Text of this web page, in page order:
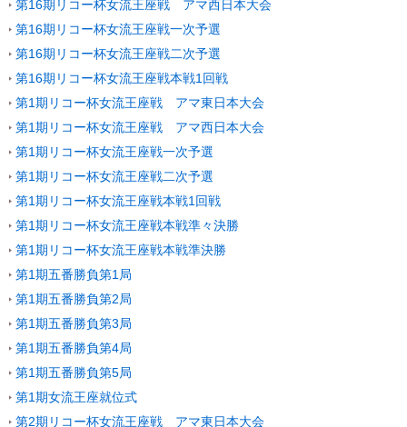
第16期リコー杯女流王座戦 アマ西日本大会
第16期リコー杯女流王座戦一次予選
第16期リコー杯女流王座戦二次予選
第16期リコー杯女流王座戦本戦1回戦
第1期リコー杯女流王座戦 アマ東日本大会
第1期リコー杯女流王座戦 アマ西日本大会
第1期リコー杯女流王座戦一次予選
第1期リコー杯女流王座戦二次予選
第1期リコー杯女流王座戦本戦1回戦
第1期リコー杯女流王座戦本戦準々決勝
第1期リコー杯女流王座戦本戦準決勝
第1期五番勝負第1局
第1期五番勝負第2局
第1期五番勝負第3局
第1期五番勝負第4局
第1期五番勝負第5局
第1期女流王座就位式
第2期リコー杯女流王座戦 アマ東日本大会